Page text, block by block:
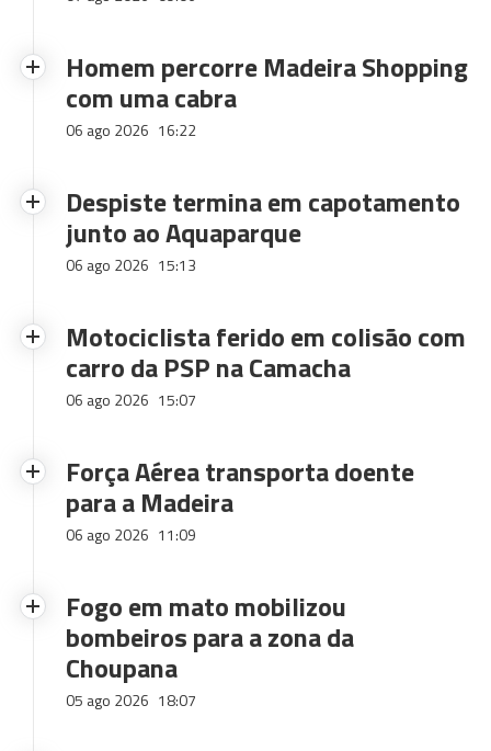
Homem percorre Madeira Shopping
com uma cabra
06 ago 2026 16:22
Despiste termina em capotamento
junto ao Aquaparque
06 ago 2026 15:13
Motociclista ferido em colisão com
carro da PSP na Camacha
06 ago 2026 15:07
Força Aérea transporta doente
para a Madeira
06 ago 2026 11:09
Fogo em mato mobilizou
bombeiros para a zona da
Choupana
05 ago 2026 18:07